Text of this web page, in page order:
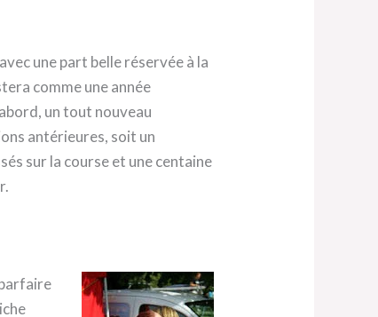
une part belle réservée à la
comme une année
un tout nouveau
antérieures, soit un
sur la course et une centaine